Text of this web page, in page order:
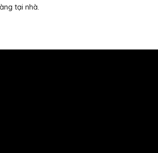
tại nhà.